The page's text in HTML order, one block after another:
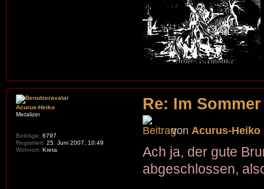
Re: Im
vonAcurus-Heiko
Ach ja, der gute
abgeschlossen,
Acurus-Heiko
Metalizer
Beiträge: 6797
Registriert: 25. Juni 2007, 10:49
Wohnort: Kreta